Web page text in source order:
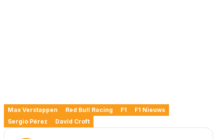
Max Verstappen Red Bull Racing F1
F1 Nieuws
Sergio Pérez
David Croft